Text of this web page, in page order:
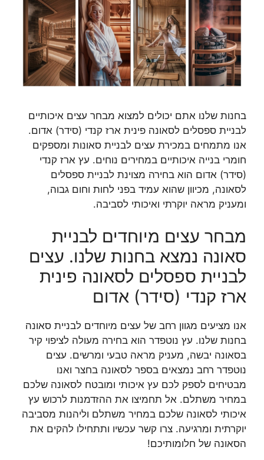
בחנות שלנו אתם יכולים למצוא מבחר עצים איכותיים
לבניית ספסלים לסאונה פינית ארז קנדי (סידר) אדום.
אנו מתמחים במכירת עצים לבניית סאונות ומספקים
חומרי בנייה איכותיים במחירים נוחים. עץ ארז קנדי
(סידר) אדום הוא בחירה מצוינת לבניית ספסלים
לסאונה, מכיוון שהוא עמיד בפני לחות וחום גבוה,
ומעניק מראה יוקרתי ואיכותי לסביבה.
מבחר עצים מיוחדים לבניית
סאונה נמצא בחנות שלנו. עצים
לבניית ספסלים לסאונה פינית
ארז קנדי (סידר) אדום
אנו מציעים מגוון רחב של עצים מיוחדים לבניית סאונה
בחנות שלנו. עץ נוטפדר הוא בחירה מעולה לציפוי קיר
בסאונה יבשה, מעניק מראה טבעי ומרשים. עצים
נוטפדר רחב נמצאים בספר לסאונה בחצר ואנו
מבטיחים לספק לכם עץ איכותי ומובטח לסאונה שלכם
במחיר משתלם. אל תחמיצו את ההזדמנות לרכוש עץ
איכותי לסאונה שלכם במחיר משתלם וליהנות מסביבה
יוקרתית ומרגיעה. צרו קשר עכשיו ותתחילו להקים את
הסאונה של חלומותיכם!